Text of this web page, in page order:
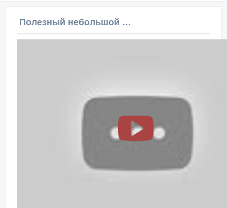
Полезный небольшой видеоурок по этой теме